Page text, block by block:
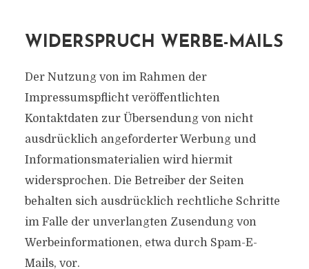
WIDERSPRUCH WERBE-MAILS
Der Nutzung von im Rahmen der
Impressumspflicht veröffentlichten
Kontaktdaten zur Übersendung von nicht
ausdrücklich angeforderter Werbung und
Informationsmaterialien wird hiermit
widersprochen. Die Betreiber der Seiten
behalten sich ausdrücklich rechtliche Schritte
im Falle der unverlangten Zusendung von
Werbeinformationen, etwa durch Spam-E-
Mails, vor.